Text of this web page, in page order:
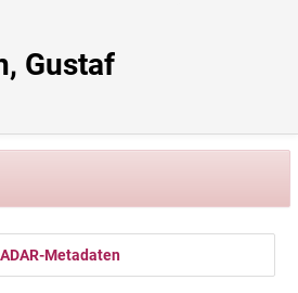
Gustaf
Metadaten